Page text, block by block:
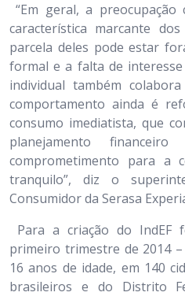
“Em geral, a
característica marcante
parcela deles pode estar
formal e a falta de
individual também
comportamento ainda é
consumo imediatista, que
planejamento
comprometimento para a
tranquilo”, diz o
Consumidor da Serasa
Para a criação do IndEF
primeiro trimestre de 2014
16 anos de idade, em 140
brasileiros e do Distrito